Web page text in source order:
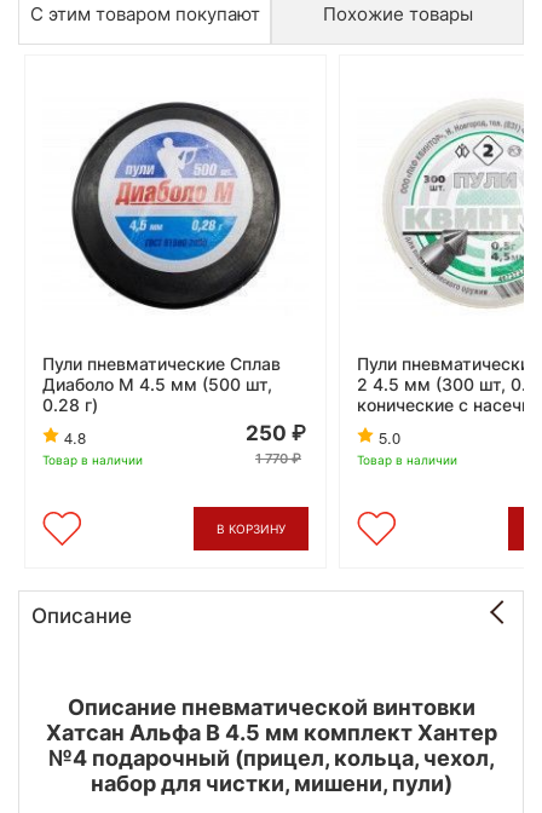
С этим товаром покупают Похожие товары
Пули пневматические Сплав
Диаболо М 4.5 мм (500 шт,
0.28 г)
4.8
Товар в наличии
250
1 770
В КОРЗИНУ
Пули
2 4.5 мм (300 шт, 0.5
конические с
5.0
Товар в наличии
Описание
Описание пневматической винтовки
Хатсан Альфа В 4.5 мм комплект Хантер
№4 подарочный (прицел, кольца, чехол,
набор для чистки, мишени, пули)